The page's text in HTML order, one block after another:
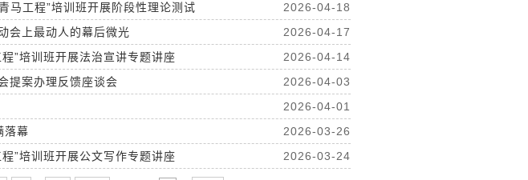
工程”培训班开展阶段性理论测试
2026-04-18
会上最动人的幕后微光
2026-04-17
”培训班开展法治宣讲专题讲座
2026-04-14
提案办理反馈座谈会
2026-04-03
2026-04-01
落幕
2026-03-26
”培训班开展公文写作专题讲座
2026-03-24